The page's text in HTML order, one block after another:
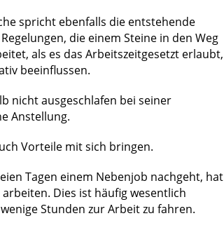
spricht ebenfalls die entstehende
die einem Steine in den Weg
als es das Arbeitszeitgesetzt erlaubt,
beeinflussen.
nicht ausgeschlafen bei seiner
Anstellung.
Vorteile mit sich bringen.
Tagen einem Nebenjob nachgeht, hat
Dies ist häufig wesentlich
Stunden zur Arbeit zu fahren.